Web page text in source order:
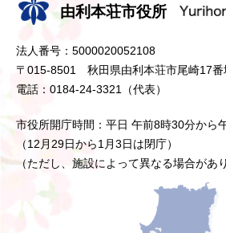
由利本荘市役所
法人番号：5000020052108
〒015-8501 秋田県由利本荘市尾崎17番
電話：0184-24-3321（代表）
市役所開庁時間：平日 午前8時30分から
（12月29日から1月3日は閉庁）
（ただし、施設によって異なる場合があ